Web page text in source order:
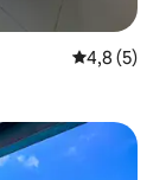
4,8 (5)